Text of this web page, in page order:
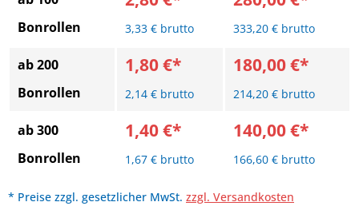
Bonrollen
3,33 € brutto 333,20 € brutto
ab 200
Bonrollen
1,80 €*
2,14 € brutto
180,00 €*
214,20 € brutto
ab 300
Bonrollen
1,40 €*
1,67 € brutto
140,00 €*
166,60 € brutto
* Preise zzgl. gesetzlicher MwSt. zzgl. Versandkosten